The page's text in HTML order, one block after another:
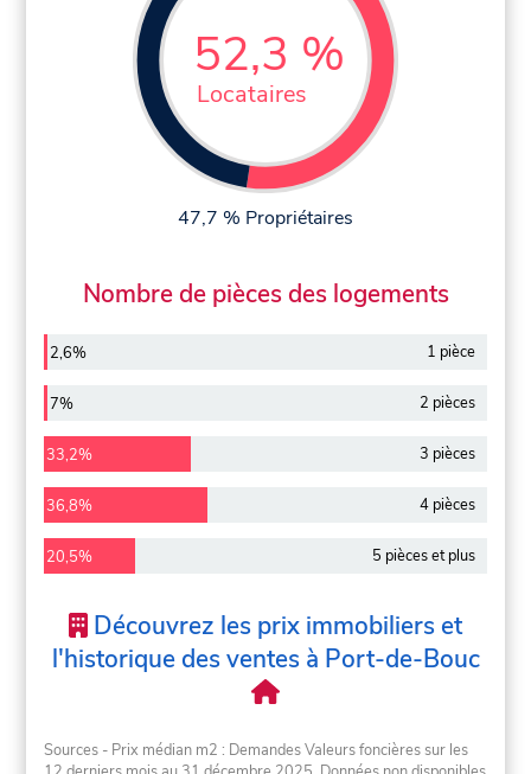
52,3 %
Locataires
47,7 % Propriétaires
Nombre de pièces des logements
2,6% 1 pièce
7% 2 pièces
33,2% 3 pièces
36,8% 4 pièces
20,5% 5 pièces et plus
Découvrez les prix immobiliers et
l'historique des ventes à Port-de-Bouc
Sources - Prix médian m2 : Demandes Valeurs foncières sur les